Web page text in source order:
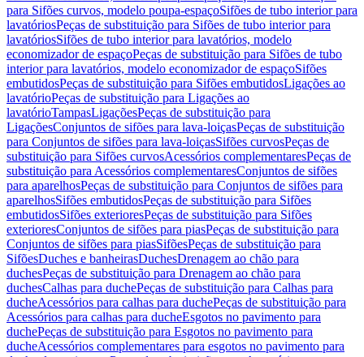
para Sifões curvos, modelo poupa-espaçoSifões de tubo interior para
lavatóriosPeças de substituição para Sifões de tubo interior para
lavatóriosSifões de tubo interior para lavatórios, modelo
economizador de espaçoPeças de substituição para Sifões de tubo
interior para lavatórios, modelo economizador de espaçoSifões
embutidosPeças de substituição para Sifões embutidosLigações ao
lavatórioPeças de substituição para Ligações ao
lavatórioTampasLigaçõesPeças de substituição para
LigaçõesConjuntos de sifões para lava-loiçasPeças de substituição
para Conjuntos de sifões para lava-loiçasSifões curvosPeças de
substituição para Sifões curvosAcessórios complementaresPeças de
substituição para Acessórios complementaresConjuntos de sifões
para aparelhosPeças de substituição para Conjuntos de sifões para
aparelhosSifões embutidosPeças de substituição para Sifões
embutidosSifões exterioresPeças de substituição para Sifões
exterioresConjuntos de sifões para piasPeças de substituição para
Conjuntos de sifões para piasSifõesPeças de substituição para
SifõesDuches e banheirasDuchesDrenagem ao chão para
duchesPeças de substituição para Drenagem ao chão para
duchesCalhas para duchePeças de substituição para Calhas para
ducheAcessórios para calhas para duchePeças de substituição para
Acessórios para calhas para ducheEsgotos no pavimento para
duchePeças de substituição para Esgotos no pavimento para
ducheAcessórios complementares para esgotos no pavimento para